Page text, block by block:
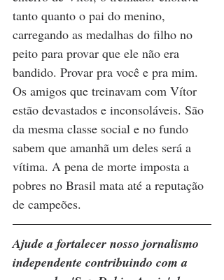
tanto quanto o pai do menino,
carregando as medalhas do filho no
peito para provar que ele não era
bandido. Provar pra você e pra mim.
Os amigos que treinavam com Vítor
estão devastados e inconsoláveis. São
da mesma classe social e no fundo
sabem que amanhã um deles será a
vítima. A pena de morte imposta a
pobres no Brasil mata até a reputação
de campeões.
Ajude a fortalecer nosso jornalismo
independente contribuindo com a